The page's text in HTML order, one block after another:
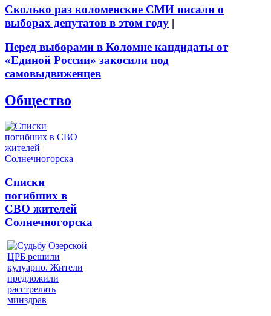
Сколько раз коломенские СМИ писали о
выборах депутатов в этом году |
Перед выборами в Коломне кандидаты от
«Единой России» закосили под
самовыдвиженцев
Общество
Списки
погибших в
СВО жителей
Солнечногорска